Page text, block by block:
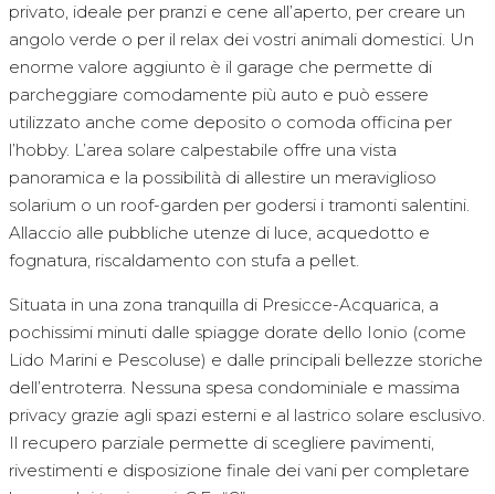
privato, ideale per pranzi e cene all’aperto, per creare un
angolo verde o per il relax dei vostri animali domestici. Un
enorme valore aggiunto è il garage che permette di
parcheggiare comodamente più auto e può essere
utilizzato anche come deposito o comoda officina per
l’hobby. L’area solare calpestabile offre una vista
panoramica e la possibilità di allestire un meraviglioso
solarium o un roof-garden per godersi i tramonti salentini.
Allaccio alle pubbliche utenze di luce, acquedotto e
fognatura, riscaldamento con stufa a pellet.
Situata in una zona tranquilla di Presicce-Acquarica, a
pochissimi minuti dalle spiagge dorate dello Ionio (come
Lido Marini e Pescoluse) e dalle principali bellezze storiche
dell’entroterra. Nessuna spesa condominiale e massima
privacy grazie agli spazi esterni e al lastrico solare esclusivo.
Il recupero parziale permette di scegliere pavimenti,
rivestimenti e disposizione finale dei vani per completare